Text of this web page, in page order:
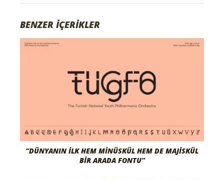
BENZER İÇERİKLER
“DÜNYANIN İLK HEM MINÜSKÜL HEM DE MAJISKÜL
BIR ARADA FONTU”